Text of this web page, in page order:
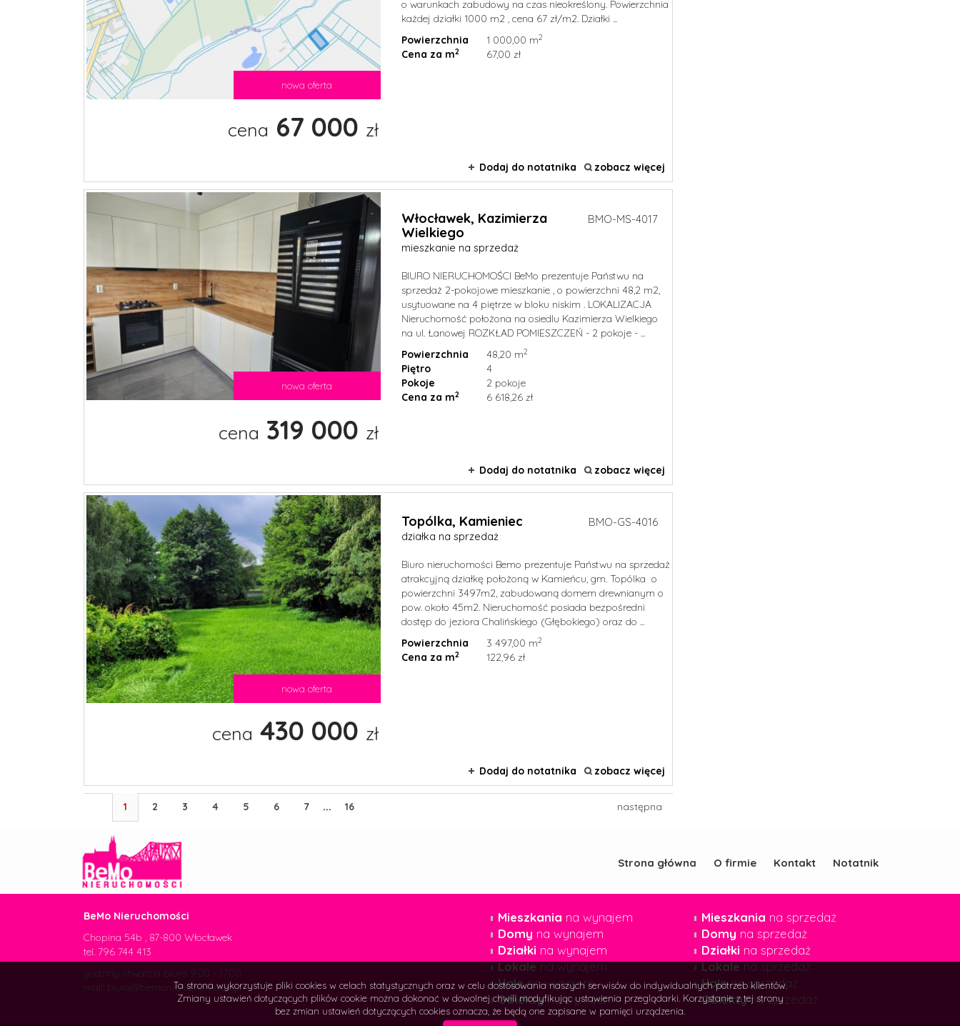
nowa oferta
o warunkach zabudowy na czas nieokreślony. Powierzchnia
każdej działki 1000 m2 , cena 67 zł/m2. Działki ...
Powierzchnia
1 000,00 m2
Cena za m2 67,00 zł
cena 67 000 zł
Dodaj do notatnika zobacz więcej
nowa oferta
Włocławek, Kazimierza
Wielkiego
mieszkanie na sprzedaż
BMO-MS-4017
BIURO NIERUCHOMOŚCI BeMo prezentuje Państwu na
sprzedaż 2-pokojowe mieszkanie , o powierzchni 48,2 m2,
usytuowane na 4 piętrze w bloku niskim . LOKALIZACJA
Nieruchomość położona na osiedlu Kazimierza Wielkiego
na ul. Łanowej ROZKŁAD POMIESZCZEŃ - 2 pokoje - ...
Powierzchnia
48,20 m2
Piętro
4
Pokoje
2 pokoje
Cena za m2 6 618,26 zł
cena 319 000 zł
Dodaj do notatnika zobacz więcej
nowa oferta
Topólka, Kamieniec
działka na sprzedaż
BMO-GS-4016
Biuro nieruchomości Bemo prezentuje Państwu na sprzedaż
atrakcyjną działkę położoną w Kamieńcu, gm. Topólka o
powierzchni 3497m2, zabudowaną domem drewnianym o
pow. około 45m2. Nieruchomość posiada bezpośredni
dostęp do jeziora Chalińskiego (Głębokiego) oraz do ...
Powierzchnia
3 497,00 m2
Cena za m2 122,96 zł
cena 430 000 zł
Dodaj do notatnika zobacz więcej
1 2 3 4 5 6 7 ... 16 następna
Strona główna O firmie Kontakt Notatnik
BeMo Nieruchomości
Chopina 54b , 87-800 Włocławek
tel. 796 744 413
godziny otwarcia biura 9.00 - 17.00
mail: biuro@bemonieruchomosci.pl
Mieszkania na wynajem
Domy na wynajem
Działki na wynajem
Lokalena wynajem
Halena wynajem
Obiektyna wynajem
Mieszkania na sprzedaż
Domy na sprzedaż
Działki na sprzedaż
Lokalena sprzedaż
Halena sprzedaż
Obiektyna sprzedaż
Ta strona wykorzystuje pliki cookies w celach statystycznych oraz w celu dostosowania naszych serwisów do indywidualnych potrzeb klientów.
Zmiany ustawień dotyczących plików cookie można dokonać w dowolnej chwili modyfikując ustawienia przeglądarki. Korzystanie z tej strony
bez zmian ustawień dotyczących cookies oznacza, że będą one zapisane w pamięci urządzenia.